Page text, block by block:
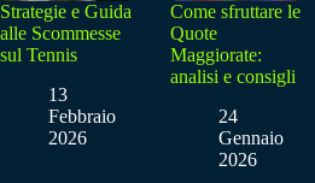
Strategie e Guida
alle Scommesse
sul Tennis
13
Febbraio
2026
Come sfruttare le
Quote
Maggiorate:
analisi e consigli
24
Gennaio
2026